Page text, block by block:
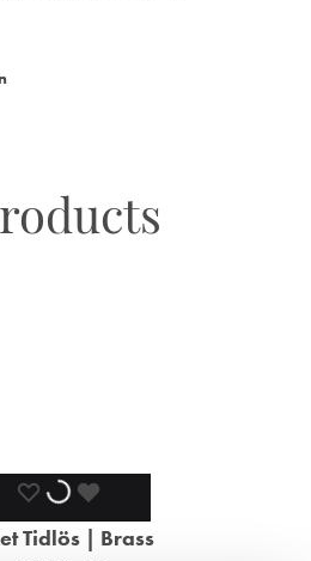
ADD
TO
ADDING
TO TO